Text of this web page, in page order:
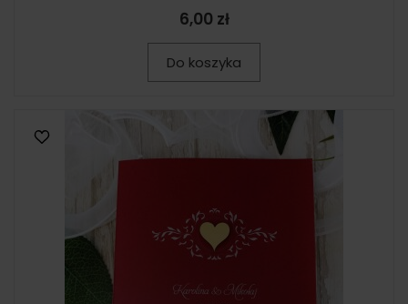
6,00 zł
Do koszyka